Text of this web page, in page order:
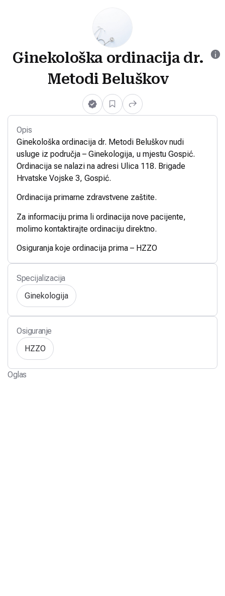
Ginekološka ordinacija dr.
Metodi Beluškov
Opis
Ginekološka ordinacija dr. Metodi Beluškov nudi
usluge iz područja – Ginekologija, u mjestu Gospić.
Ordinacija se nalazi na adresi Ulica 118. Brigade
Hrvatske Vojske 3, Gospić.
Ordinacija primarne zdravstvene zaštite.
Za informaciju prima li ordinacija nove pacijente,
molimo kontaktirajte ordinaciju direktno.
Osiguranja koje ordinacija prima – HZZO
Specijalizacija
Ginekologija
Osiguranje
HZZO
Oglas